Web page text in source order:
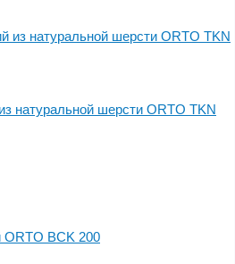
натуральной шерсти ORTO TKN